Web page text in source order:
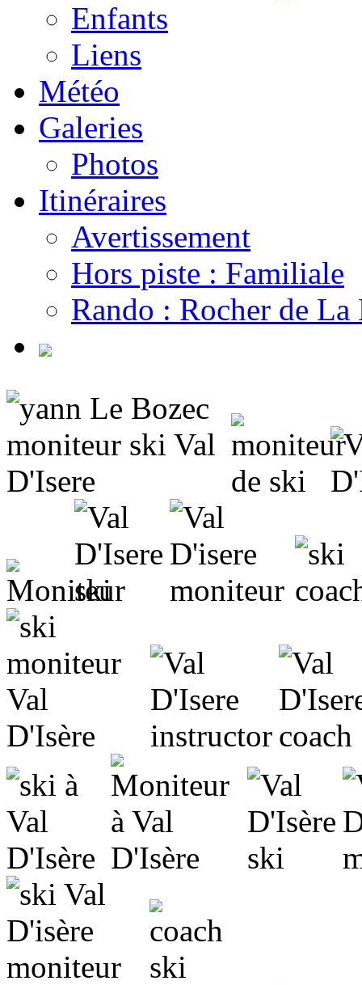
Enfants
Liens
Météo
Galeries
Photos
Itinéraires
Avertissement
Hors piste : Familiale
Rando : Rocher de La